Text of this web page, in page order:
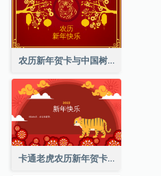
农历新年贺卡与中国树插图
卡通老虎农历新年贺卡